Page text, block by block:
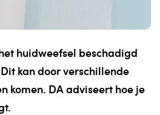
huidweefsel beschadigd
kan door verschillende
komen. DA adviseert hoe je